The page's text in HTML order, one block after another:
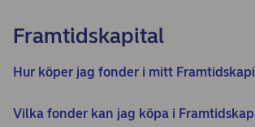
Framtidskapital
Hur köper jag fonder i mitt
Vilka fonder kan jag köpa i